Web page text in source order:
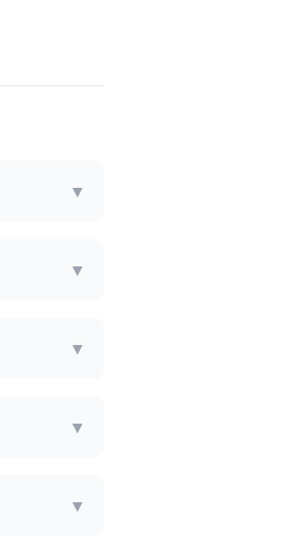
▼
▼
▼
▼
▼